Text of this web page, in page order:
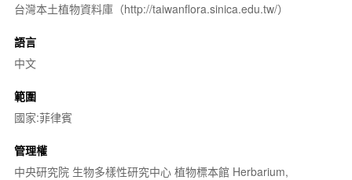
台灣本土植物資料庫（http://taiwanflora.sinica.edu.tw/）
語言
中文
範圍
國家:菲律賓
管理權
中央研究院 生物多樣性研究中心 植物標本館 Herbarium,